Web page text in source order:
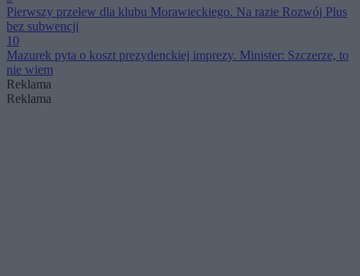
Pierwszy przelew dla klubu Morawieckiego. Na razie Rozwój Plus
bez subwencji
10
Mazurek pyta o koszt prezydenckiej imprezy. Minister: Szczerze, to
nie wiem
Reklama
Reklama